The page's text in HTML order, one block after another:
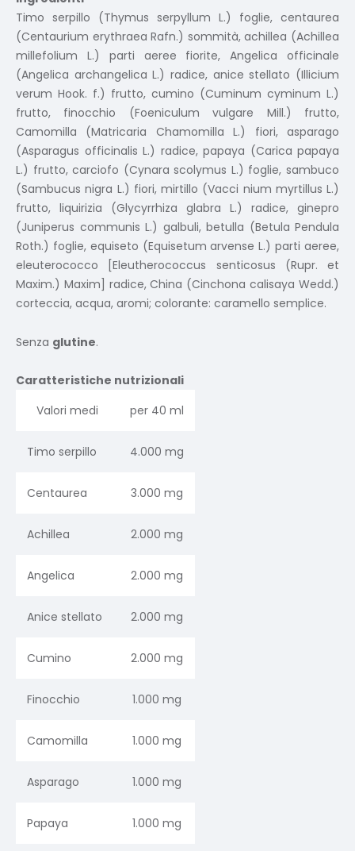
Timo serpillo (Thymus serpyllum L.) foglie, centaurea
(Centaurium erythraea Rafn.) sommità, achillea (Achillea
millefolium L.) parti aeree fiorite, Angelica officinale
(Angelica archangelica L.) radice, anice stellato (Illicium
verum Hook. f.) frutto, cumino (Cuminum cyminum L.)
frutto, finocchio (Foeniculum vulgare Mill.) frutto,
Camomilla (Matricaria Chamomilla L.) fiori, asparago
(Asparagus officinalis L.) radice, papaya (Carica papaya
L.) frutto, carciofo (Cynara scolymus L.) foglie, sambuco
(Sambucus nigra L.) fiori, mirtillo (Vacci nium myrtillus L.)
frutto, liquirizia (Glycyrrhiza glabra L.) radice, ginepro
(Juniperus communis L.) galbuli, betulla (Betula Pendula
Roth.) foglie, equiseto (Equisetum arvense L.) parti aeree,
eleuterococco [Eleutherococcus senticosus (Rupr. et
Maxim.) Maxim] radice, China (Cinchona calisaya Wedd.)
corteccia, acqua, aromi; colorante: caramello semplice.
Senza glutine.
Caratteristiche nutrizionali
Valori medi
per 40 ml
Timo serpillo 4.000 mg
Centaurea 3.000 mg
Achillea 2.000 mg
Angelica 2.000 mg
Anice stellato 2.000 mg
Cumino 2.000 mg
Finocchio 1.000 mg
Camomilla 1.000 mg
Asparago 1.000 mg
Papaya 1.000 mg